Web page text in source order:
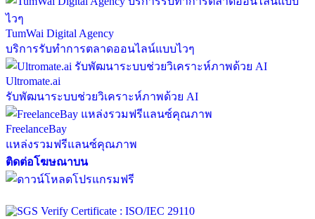
TumWai Digital Agency
บริการรับทำการตลาดออนไลน์แบบไวๆ
Ultromate.ai
รับพัฒนาระบบช่วยวิเคราะห์ภาพด้วย AI
FreelanceBay
แหล่งรวมฟรีแลนซ์คุณภาพ
ติดต่อโฆษณาบน